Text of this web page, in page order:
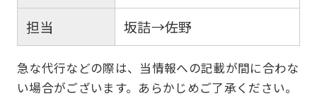
担当
坂詰→佐野
急な代行などの際は、当情報への記載が間に合わな
い場合がございます。あらかじめご了承ください。